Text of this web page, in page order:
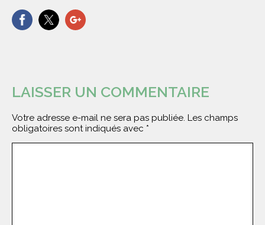
LAISSER UN COMMENTAIRE
Votre adresse e-mail ne sera pas publiée. Les champs
obligatoires sont indiqués avec *